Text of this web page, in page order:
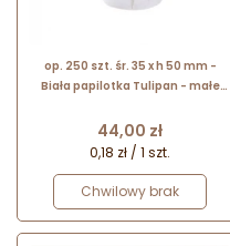
op. 250 szt. śr. 35 x h 50 mm -
Biała papilotka Tulipan - małe
muffinek
Cena
44,00 zł
0,18 zł / 1 szt.
Chwilowy brak